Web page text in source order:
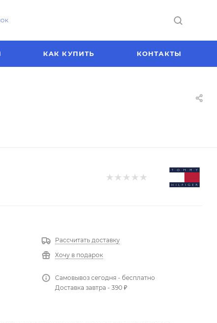
КАК КУПИТЬ КОНТАКТЫ
Рассчитать доставку
Хочу в подарок
Самовывоз сегодня - бесплатно
Доставка завтра - 390 ₽